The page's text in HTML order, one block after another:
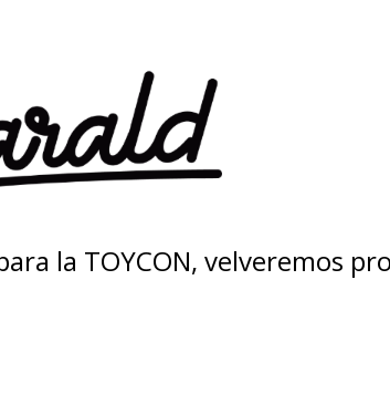
la TOYCON, velveremos